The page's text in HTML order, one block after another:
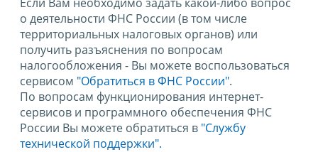
о деятельности ФНС России (в том числе
территориальных налоговых органов) или
получить разъяснения по вопросам
налогообложения - Вы можете воспользоваться
сервисом "Обратиться в ФНС России".
По вопросам функционирования интернет-
сервисов и программного обеспечения ФНС
России Вы можете обратиться в "Службу
технической поддержки".